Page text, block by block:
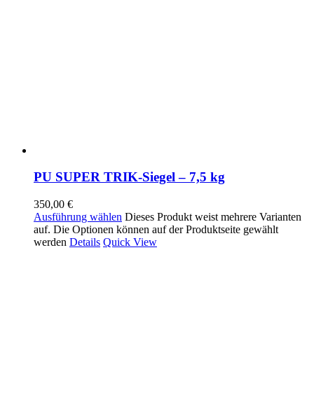
PU SUPER TRIK-Siegel – 7,5 kg
350,00 €
Ausführung wählen Dieses Produkt weist mehrere Varianten
auf. Die Optionen können auf der Produktseite gewählt
werden Details Quick View